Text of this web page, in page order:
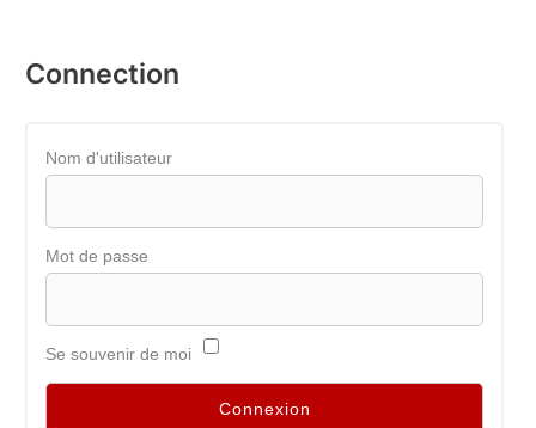
Connection
Nom d'utilisateur
Mot de passe
Se souvenir de moi